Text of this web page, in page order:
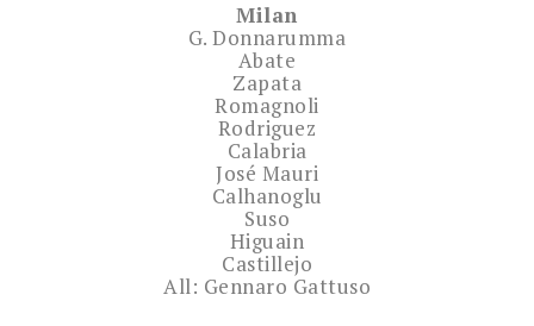
Milan
G. Donnarumma
Abate
Zapata
Romagnoli
Rodriguez
Calabria
José Mauri
Calhanoglu
Suso
Higuain
Castillejo
All: Gennaro Gattuso